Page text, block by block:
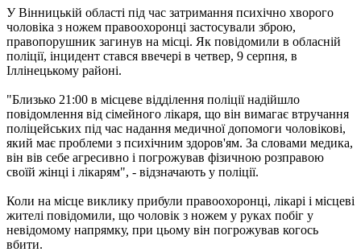
У Вінницькій області під час затримання психічно хворого
чоловіка з ножем правоохоронці застосували зброю,
правопорушник загинув на місці. Як повідомили в обласній
поліції, інцидент стався ввечері в четвер, 9 серпня, в
Іллінецькому районі.
"Близько 21:00 в місцеве відділення поліції надійшло
повідомлення від сімейного лікаря, що він вимагає втручання
поліцейських під час надання медичної допомоги чоловікові,
який має проблеми з психічним здоров'ям. За словами медика,
він вів себе агресивно і погрожував фізичною розправою
своїй жінці і лікарям", - відзначають у поліції.
Коли на місце виклику прибули правоохоронці, лікарі і місцеві
жителі повідомили, що чоловік з ножем у руках побіг у
невідомому напрямку, при цьому він погрожував когось
вбити.